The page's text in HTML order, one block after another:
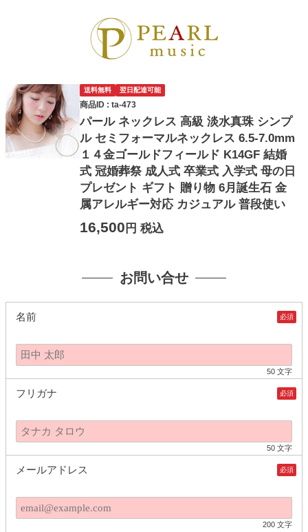
送料無料 翌日配達可能
商品ID : ta-473
パール ネックレス 高級 淡水真珠 シンプ
ル セミフォーマルネックレス 6.5-7.0mm
１４金ゴールドフィールド K14GF 結婚
式 冠婚葬祭 成人式 卒業式 入学式 母の日
プレゼント ギフト 贈り物 6月誕生石 金
属アレルギー対応 カジュアル 普段使い
16,500 円 税込
お問い合せ
名前 必須
50 文字
フリガナ 必須
50 文字
メールアドレス 必須
200 文字